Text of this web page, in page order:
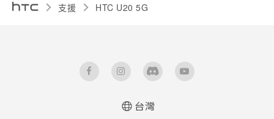
支援 ‎HTC U20 5G‎
台灣